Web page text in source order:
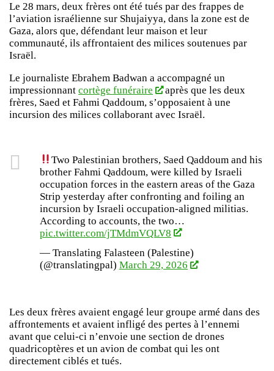
Le 28 mars, deux frères ont été tués par des frappes de
l’aviation israélienne sur Shujaiyya, dans la zone est de
Gaza, alors que, défendant leur maison et leur
communauté, ils affrontaient des milices soutenues par
Israël.
Le journaliste Ebrahem Badwan a accompagné un
impressionnant cortège funéraire
après que les deux
frères, Saed et Fahmi Qaddoum, s’opposaient à une
incursion des milices collaborant avec Israël.
Two Palestinian brothers, Saed Qaddoum and his
brother Fahmi Qaddoum, were killed by Israeli
occupation forces in the eastern areas of the Gaza
Strip yesterday after confronting and foiling an
incursion by Israeli occupation-aligned militias.
According to accounts, the two…
pic.twitter.com/jTMdmVQLV8
— Translating Falasteen (Palestine)
(@translatingpal) March 29, 2026
Les deux frères avaient engagé leur groupe armé dans des
affrontements et avaient infligé des pertes à l’ennemi
avant que celui-ci n’envoie une section de drones
quadricoptères et un avion de combat qui les ont
directement ciblés et tués.